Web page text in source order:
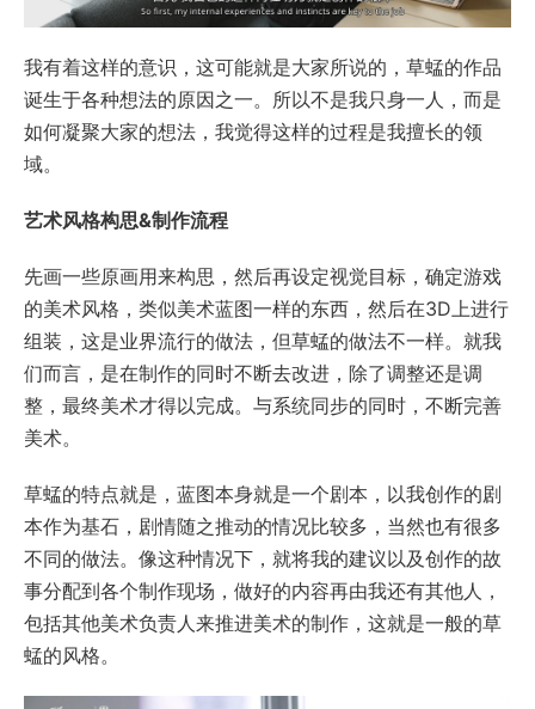
我有着这样的意识，这可能就是大家所说的，草蜢的作品
诞生于各种想法的原因之一。所以不是我只身一人，而是
如何凝聚大家的想法，我觉得这样的过程是我擅长的领
域。
艺术风格构思&制作流程
先画一些原画用来构思，然后再设定视觉目标，确定游戏
的美术风格，类似美术蓝图一样的东西，然后在3D上进行
组装，这是业界流行的做法，但草蜢的做法不一样。就我
们而言，是在制作的同时不断去改进，除了调整还是调
整，最终美术才得以完成。与系统同步的同时，不断完善
美术。
草蜢的特点就是，蓝图本身就是一个剧本，以我创作的剧
本作为基石，剧情随之推动的情况比较多，当然也有很多
不同的做法。像这种情况下，就将我的建议以及创作的故
事分配到各个制作现场，做好的内容再由我还有其他人，
包括其他美术负责人来推进美术的制作，这就是一般的草
蜢的风格。